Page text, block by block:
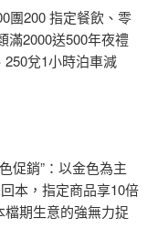
團200 指定餐飲、零
滿2000送500年夜禮
兌1小時泊車減
促銷”：以金色為主
本，指定商品享10倍
期生意的強無力捉